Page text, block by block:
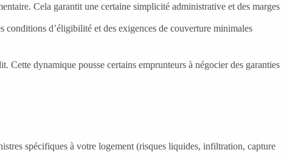
Cela garantit une certaine simplicité administrative et des marges
conditions d’éligibilité et des exigences de couverture minimales
Cette dynamique pousse certains emprunteurs à négocier des garanties
spécifiques à votre logement (risques liquides, infiltration, capture